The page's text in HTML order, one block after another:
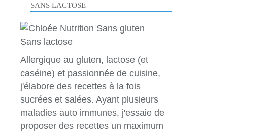
SANS LACTOSE
Allergique au gluten, lactose (et
caséine) et passionnée de cuisine,
j'élabore des recettes à la fois
sucrées et salées. Ayant plusieurs
maladies auto immunes, j'essaie de
proposer des recettes un maximum